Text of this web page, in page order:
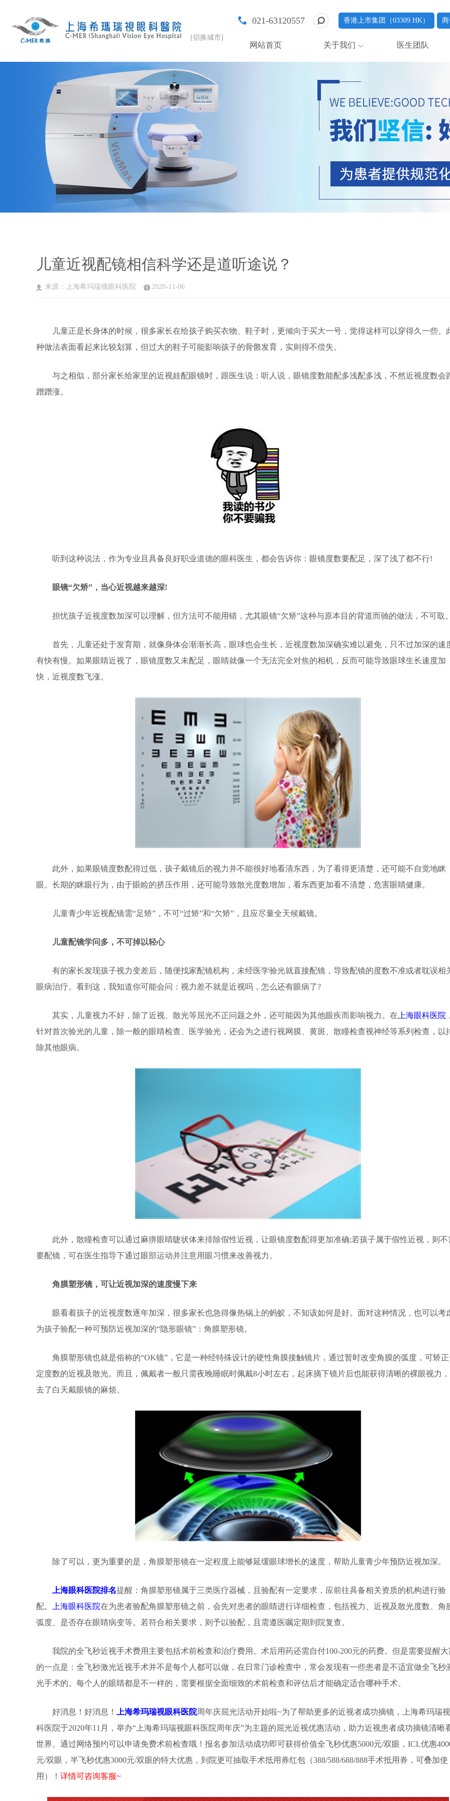
[切换城市]
021-63120557 香港上市集团（03309.HK）
网站首页 关于我们 医生团队
儿童近视配镜相信科学还是道听途说？
来源：上海希玛瑞视眼科医院 2020-11-06
儿童正是长身体的时候，很多家长在给孩子购买衣物、鞋子时，更倾向于买大一号，觉得这样可以穿得久一些。
种做法表面看起来比较划算，但过大的鞋子可能影响孩子的骨骼发育，实则得不偿失。
与之相似，部分家长给家里的近视娃配眼镜时，跟医生说：听人说，眼镜度数能配多浅配多浅，不然近视度数会
蹭蹭涨。
听到这种说法，作为专业且具备良好职业道德的眼科医生，都会告诉你：眼镜度数要配足，深了浅了都不行!
眼镜“欠矫”，当心近视越来越深!
担忧孩子近视度数加深可以理解，但方法可不能用错，尤其眼镜“欠矫”这种与原本目的背道而驰的做法，不可取
首先，儿童还处于发育期，就像身体会渐渐长高，眼球也会生长，近视度数加深确实难以避免，只不过加深的速
有快有慢。如果眼睛近视了，眼镜度数又未配足，眼睛就像一个无法完全对焦的相机，反而可能导致眼球生长速度加
快，近视度数飞涨。
此外，如果眼镜度数配得过低，孩子戴镜后的视力并不能很好地看清东西，为了看得更清楚，还可能不自觉地眯
眼。长期的眯眼行为，由于眼睑的挤压作用，还可能导致散光度数增加，看东西更加看不清楚，危害眼睛健康。
儿童青少年近视配镜需“足矫”，不可“过矫”和“欠矫”，且应尽量全天候戴镜。
儿童配镜学问多，不可掉以轻心
有的家长发现孩子视力变差后，随便找家配镜机构，未经医学验光就直接配镜，导致配镜的度数不准或者耽误相
眼病治疗。看到这，我知道你可能会问：视力差不就是近视吗，怎么还有眼病了?
其实，儿童视力不好，除了近视、散光等屈光不正问题之外，还可能因为其他眼疾而影响视力。在 上海眼科医院
针对首次验光的儿童，除一般的眼睛检查、医学验光，还会为之进行视网膜、黄斑、散瞳检查视神经等系列检查，以
除其他眼病。
此外，散瞳检查可以通过麻痹眼睛睫状体来排除假性近视，让眼镜度数配得更加准确;若孩子属于假性近视，则不
要配镜，可在医生指导下通过眼部运动并注意用眼习惯来改善视力。
角膜塑形镜，可让近视加深的速度慢下来
眼看着孩子的近视度数逐年加深，很多家长也急得像热锅上的蚂蚁，不知该如何是好。面对这种情况，也可以考
为孩子验配一种可预防近视加深的“隐形眼镜”：角膜塑形镜。
角膜塑形镜也就是俗称的“OK镜”，它是一种经特殊设计的硬性角膜接触镜片，通过暂时改变角膜的弧度，可矫
定度数的近视及散光。而且，佩戴者一般只需夜晚睡眠时佩戴8小时左右，起床摘下镜片后也能获得清晰的裸眼视力
去了白天戴眼镜的麻烦。
除了可以，更为重要的是，角膜塑形镜在一定程度上能够延缓眼球增长的速度，帮助儿童青少年预防近视加深。
上海眼科医院排名提醒：角膜塑形镜属于三类医疗器械，且验配有一定要求，应前往具备相关资质的机构进行验
配。
上海眼科医院在为患者验配角膜塑形镜之前，会先对患者的眼睛进行详细检查，包括视力、近视及散光度数、角
弧度、是否存在眼睛病变等。若符合相关要求，则予以验配，且需遵医嘱定期到院复查。
我院的全飞秒近视手术费用主要包括术前检查和治疗费用。术后用药还需自付100-200元的药费。但是需要提醒大
的一点是：全飞秒激光近视手术并不是每个人都可以做，在日常门诊检查中，常会发现有一些患者是不适宜做全飞秒
光手术的。每个人的眼睛都是不一样的，需要根据全面细致的术前检查和评估后才能确定适合哪种手术。
好消息！好消息！ 上海希玛瑞视眼科医院周年庆屈光活动开始啦~为了帮助更多的近视者成功摘镜，上海希玛瑞
科医院于2020年11月，举办“上海希玛瑞视眼科医院周年庆”为主题的屈光近视优惠活动，助力近视患者成功摘镜清晰
世界。通过网络预约可以申请免费术前检查哦！报名参加活动成功即可获得价值全飞秒优惠5000元/双眼，ICL优惠
元/双眼，半飞秒优惠3000元/双眼的特大优惠，到院更可抽取手术抵用券红包（388/588/688/888手术抵用券，可叠加使
用）！ 详情可咨询客服~